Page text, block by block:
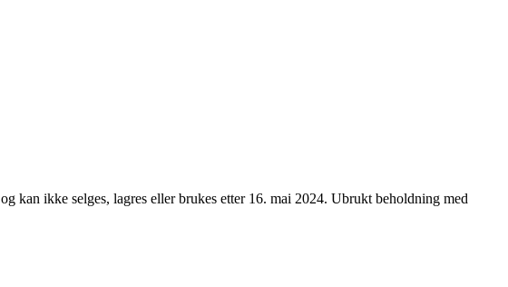
kan ikke selges, lagres eller brukes etter 16. mai 2024. Ubrukt beholdning med